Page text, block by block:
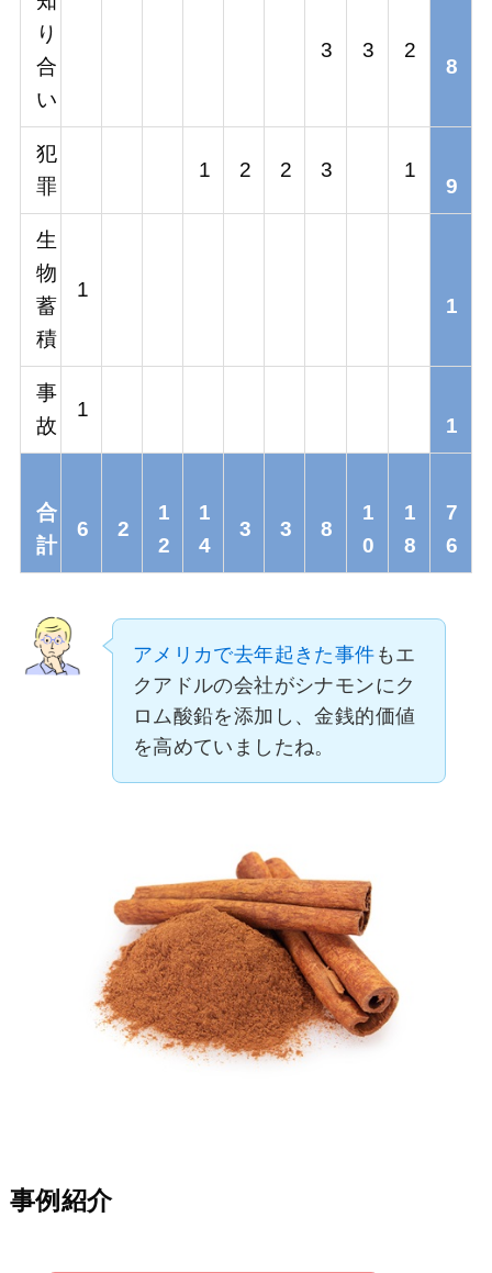
り
合
い
3 3 2
8
犯
罪
1 2 2 3 1
9
生
物
蓄
積
1
1
事
故
1
1
合
計
6 2
1
2
1
4
3 3 8
1
0
1
8
7
6
アメリカで去年起きた事件 もエ
クアドルの会社がシナモンにク
ロム酸鉛を添加し、金銭的価値
を高めていましたね。
事例紹介